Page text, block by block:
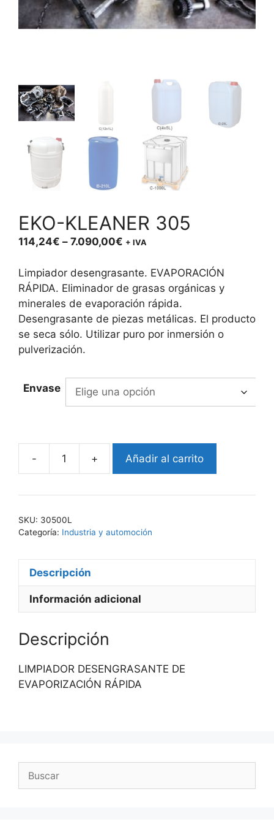
EKO-KLEANER 305
114,24€ – 7.090,00€ Price
114,24€
through
7.090,00€
+ IVA
Limpiador desengrasante. EVAPORACIÓN
RÁPIDA. Eliminador de grasas orgánicas y
minerales de evaporación rápida.
Desengrasante de piezas metálicas. El producto
se seca sólo. Utilizar puro por inmersión o
pulverización.
Envase
-
EKO-
305
+ Añadir al carrito
SKU: 30500L
Categoría: Industria y automoción
Descripción
Información adicional
Descripción
LIMPIADOR DESENGRASANTE DE
EVAPORIZACIÓN RÁPIDA